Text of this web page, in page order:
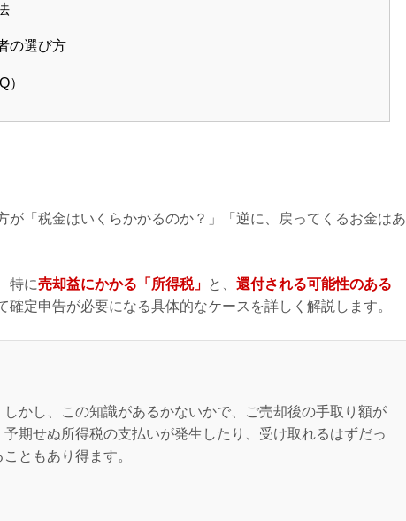
の選び方
「税金はいくらかかるのか？」「逆に、戻ってくるお金はあ
特に売却益にかかる「所得税」 と、 還付される可能性のある
定申告が必要になる具体的なケースを詳しく解説します。
かし、この知識があるかないかで、ご売却後の手取り額が
期せぬ所得税の支払いが発生したり、受け取れるはずだっ
ともあり得ます。